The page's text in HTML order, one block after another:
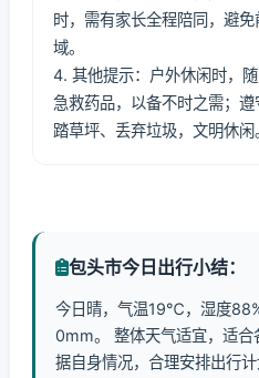
时，需有家长全程陪同，避
域。
4. 其他提示：户外休闲时，随
急救药品，以备不时之需；
踏草坪、丢弃垃圾，文明休闲
包头市今日出行小结：
今日晴，气温19℃，湿度
0mm。 整体天气适宜，适合
据自身情况，合理安排出行